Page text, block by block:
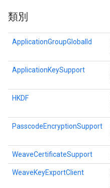
類別
ApplicationGroupGlobalId
ApplicationKeySupport
HKDF
PasscodeEncryptionSupport
WeaveCertificateSupport
WeaveKeyExportClient